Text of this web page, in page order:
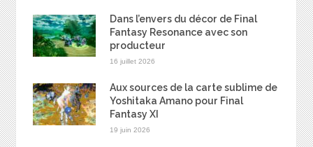
Dans l’envers du décor de Final
Fantasy Resonance avec son
producteur
16 juillet 2026
Aux sources de la carte sublime de
Yoshitaka Amano pour Final
Fantasy XI
19 juin 2026